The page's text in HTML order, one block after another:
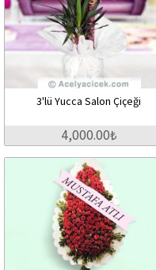
3'lü Yucca Salon Çiçeği
4,000.00₺